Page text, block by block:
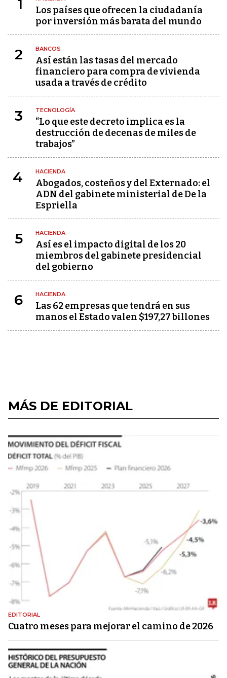
1
Los países que ofrecen la ciudadanía
por inversión más barata del mundo
2 BANCOS
Así están las tasas del mercado
financiero para compra de vivienda
usada a través de crédito
3 TECNOLOGÍA
“Lo que este decreto implica es la
destrucción de decenas de miles de
trabajos”
4 HACIENDA
Abogados, costeños y del Externado: el
ADN del gabinete ministerial de De la
Espriella
5 HACIENDA
Así es el impacto digital de los 20
miembros del gabinete presidencial
del gobierno
6 HACIENDA
Las 62 empresas que tendrá en sus
manos el Estado valen $197,27 billones
MÁS DE EDITORIAL
EDITORIAL
Cuatro meses para mejorar el camino de 2026